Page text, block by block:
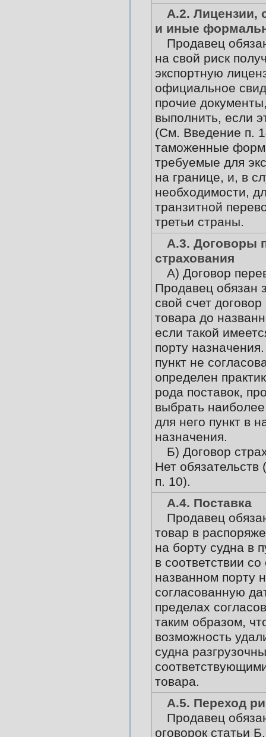
А.2. Лицензии,
и иные
Продавец
на свой риск
экспортную
официальное
прочие
выполнить, если
(См. Введение п.
таможенные
требуемые для
на границе, и, в
необходимости,
транзитной
третьи страны.
А.3. Договоры
страхования
А) Договор
Продавец обязан
свой счет договор
товара до
если такой
порту
пункт не
определен
рода поставок,
выбрать
для него пункт в
назначения.
Б) Договор
Нет
п. 10).
А.4. Поставка
Продавец
товар в
на борту судна в
в соответствии
названном порту
согласованную
пределах
таким образом,
возможность
судна
товара.
А.5. Переход
Продавец
оговорок статьи